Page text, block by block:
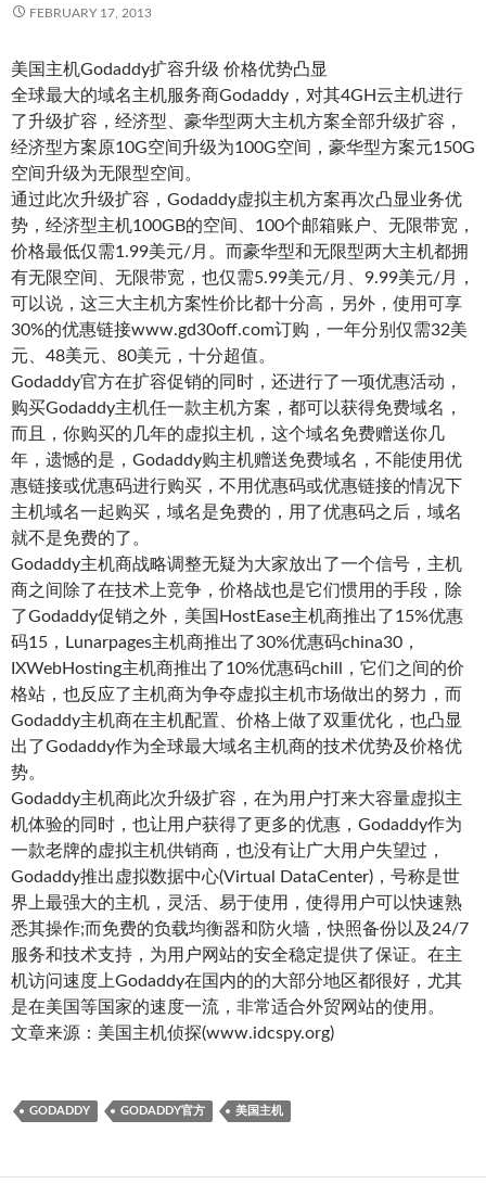
FEBRUARY 17, 2013
美国主机Godaddy扩容升级 价格优势凸显
全球最大的域名主机服务商Godaddy，对其4GH云主机进行
了升级扩容，经济型、豪华型两大主机方案全部升级扩容，
经济型方案原10G空间升级为100G空间，豪华型方案元150G
空间升级为无限型空间。
通过此次升级扩容，Godaddy虚拟主机方案再次凸显业务优
势，经济型主机100GB的空间、100个邮箱账户、无限带宽，
价格最低仅需1.99美元/月。而豪华型和无限型两大主机都拥
有无限空间、无限带宽，也仅需5.99美元/月、9.99美元/月，
可以说，这三大主机方案性价比都十分高，另外，使用可享
30%的优惠链接www.gd30off.com订购，一年分别仅需32美
元、48美元、80美元，十分超值。
Godaddy官方在扩容促销的同时，还进行了一项优惠活动，
购买Godaddy主机任一款主机方案，都可以获得免费域名，
而且，你购买的几年的虚拟主机，这个域名免费赠送你几
年，遗憾的是，Godaddy购主机赠送免费域名，不能使用优
惠链接或优惠码进行购买，不用优惠码或优惠链接的情况下
主机域名一起购买，域名是免费的，用了优惠码之后，域名
就不是免费的了。
Godaddy主机商战略调整无疑为大家放出了一个信号，主机
商之间除了在技术上竞争，价格战也是它们惯用的手段，除
了Godaddy促销之外，美国HostEase主机商推出了15%优惠
码15，Lunarpages主机商推出了30%优惠码china30，
IXWebHosting主机商推出了10%优惠码chill，它们之间的价
格站，也反应了主机商为争夺虚拟主机市场做出的努力，而
Godaddy主机商在主机配置、价格上做了双重优化，也凸显
出了Godaddy作为全球最大域名主机商的技术优势及价格优
势。
Godaddy主机商此次升级扩容，在为用户打来大容量虚拟主
机体验的同时，也让用户获得了更多的优惠，Godaddy作为
一款老牌的虚拟主机供销商，也没有让广大用户失望过，
Godaddy推出虚拟数据中心(Virtual DataCenter)，号称是世
界上最强大的主机，灵活、易于使用，使得用户可以快速熟
悉其操作;而免费的负载均衡器和防火墙，快照备份以及24/7
服务和技术支持，为用户网站的安全稳定提供了保证。在主
机访问速度上Godaddy在国内的的大部分地区都很好，尤其
是在美国等国家的速度一流，非常适合外贸网站的使用。
文章来源：美国主机侦探(www.idcspy.org)
GODADDY GODADDY官方 美国主机